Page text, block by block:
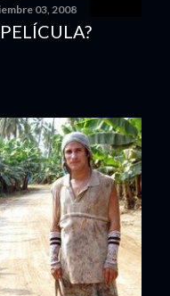
03, 2008